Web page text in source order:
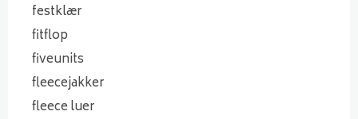
festklær
fitflop
fiveunits
fleecejakker
fleece luer